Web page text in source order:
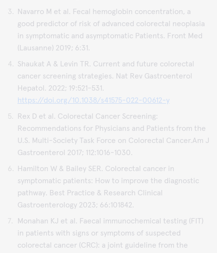
Navarro M et al. Fecal hemoglobin concentration, a
good predictor of risk of advanced colorectal neoplasia
in symptomatic and asymptomatic Patients. Front Med
(Lausanne) 2019; 6:31.
Shaukat A & Levin TR. Current and future colorectal
cancer screening strategies. Nat Rev Gastroenterol
Hepatol. 2022; 19:521-531.
https://doi.org/10.1038/s41575-022-00612-y
Rex D et al. Colorectal Cancer Screening:
Recommendations for Physicians and Patients from the
U.S. Multi-Society Task Force on Colorectal Cancer.Am J
Gastroenterol 2017; 112:1016-1030.
Hamilton W & Bailey SER. Colorectal cancer in
symptomatic patients: How to improve the diagnostic
pathway. Best Practice & Research Clinical
Gastroenterology 2023; 66:101842.
Monahan KJ et al. Faecal immunochemical testing (FIT)
in patients with signs or symptoms of suspected
colorectal cancer (CRC): a joint guideline from the